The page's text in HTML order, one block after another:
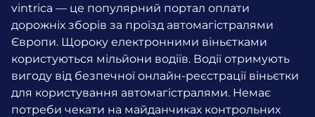
vintrica — це популярний портал оплати
дорожніх зборів за проїзд автомагістралями
Європи. Щороку електронними віньєтками
користуються мільйони водіїв. Водії отримують
вигоду від безпечної онлайн-реєстрації віньєтки
для користування автомагістралями. Немає
потреби чекати на майданчиках контрольних